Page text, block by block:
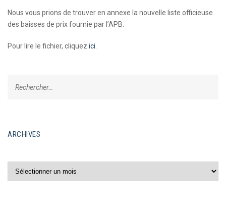
Nous vous prions de trouver en annexe la nouvelle liste officieuse
des baisses de prix fournie par l’APB.
Pour lire le fichier, cliquez ici.
ARCHIVES